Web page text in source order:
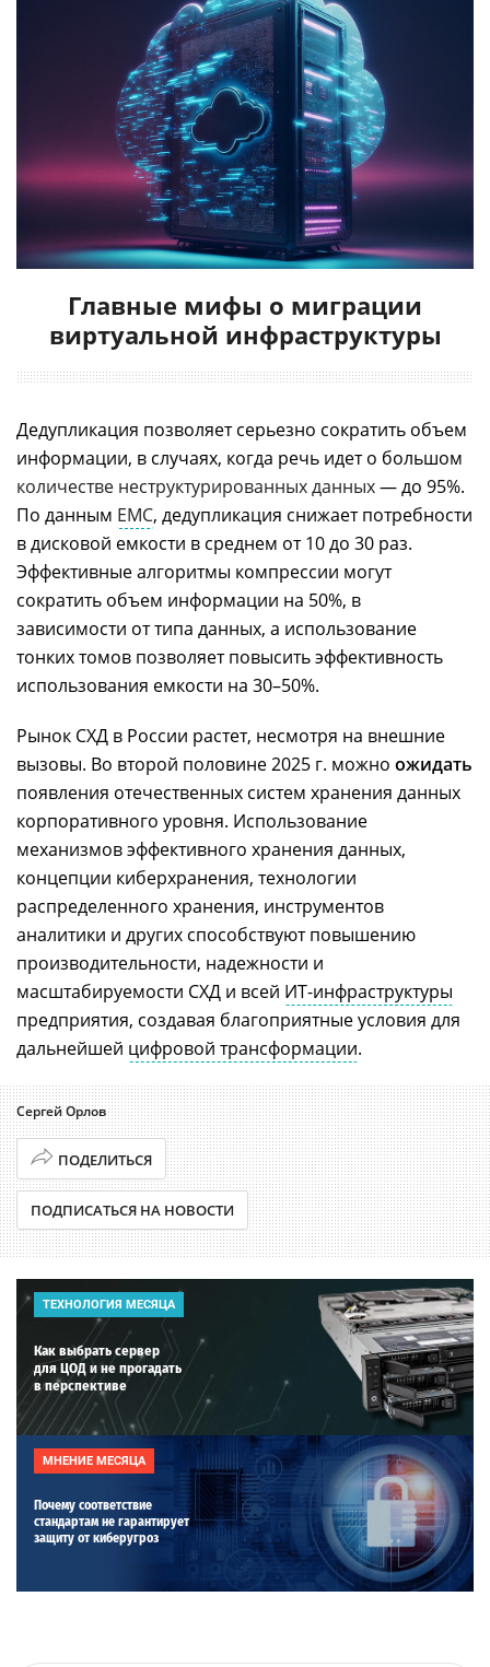
Главные мифы о миграции
виртуальной инфраструктуры
Дедупликация позволяет серьезно сократить объем
информации, в случаях, когда речь идет о большом
количестве неструктурированных данных— до 95%.
По данным EMC, дедупликация снижает потребности
в дисковой емкости в среднем от 10 до 30 раз.
Эффективные алгоритмы компрессии могут
сократить объем информации на 50%, в
зависимости от типа данных, а использование
тонких томов позволяет повысить эффективность
использования емкости на 30–50%.
Рынок СХД в России растет, несмотря на внешние
вызовы. Во второй половине 2025 г. можно ожидать
появления отечественных систем хранения данных
корпоративного уровня. Использование
механизмов эффективного хранения данных,
концепции киберхранения, технологии
распределенного хранения, инструментов
аналитики и других способствуют повышению
производительности, надежности и
масштабируемости СХД и всей ИТ-инфраструктуры
предприятия, создавая благоприятные условия для
дальнейшей цифровой трансформации.
Сергей Орлов
ПОДЕЛИТЬСЯ
ПОДПИСАТЬСЯ НА НОВОСТИ
ТЕХНОЛОГИЯ МЕСЯЦА
Как выбрать сервер
для ЦОД и не прогадать
в перспективе
МНЕНИЕ МЕСЯЦА
Почему соответствие
стандартам не гарантирует
защиту от киберугроз